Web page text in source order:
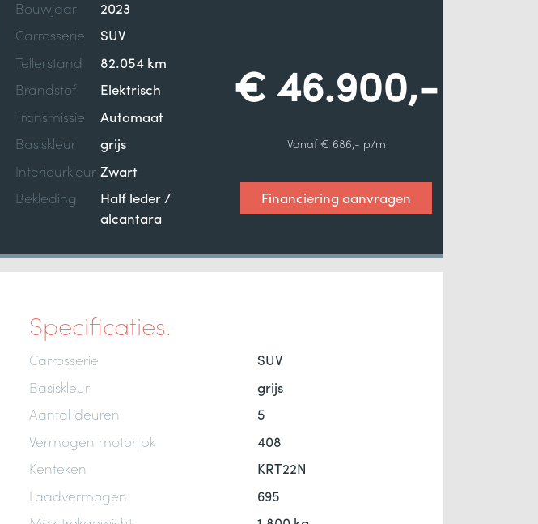
Bouwjaar
2023
Carrosserie
SUV
Tellerstand
82.054 km
Brandstof
Elektrisch
Transmissie
Automaat
Basiskleur
grijs
Interieurkleur Zwart
Bekleding
Half leder /
alcantara
€ 46.900,-
Vanaf € 686,- p/m
Financiering aanvragen
Specificaties.
Carrosserie
SUV
Basiskleur
grijs
Aantal deuren
5
Vermogen motor pk
408
Kenteken
KRT22N
Laadvermogen
695